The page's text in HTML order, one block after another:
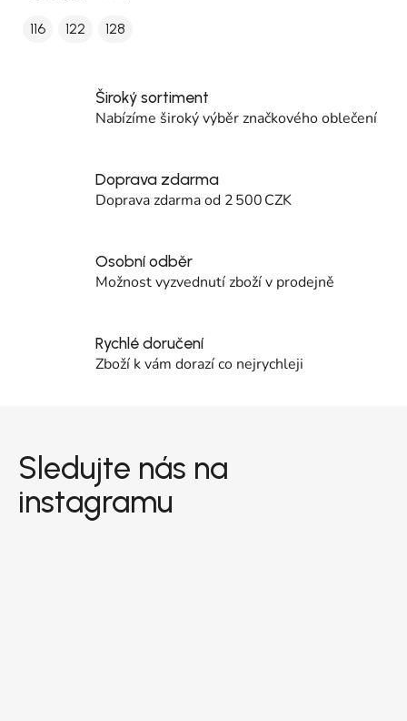
116 122 128
Široký sortiment
Nabízíme široký výběr značkového oblečení
Doprava zdarma
Doprava zdarma od 2 500 CZK
Osobní odběr
Možnost vyzvednutí zboží v prodejně
Rychlé doručení
Zboží k vám dorazí co nejrychleji
Sledujte nás na
instagramu